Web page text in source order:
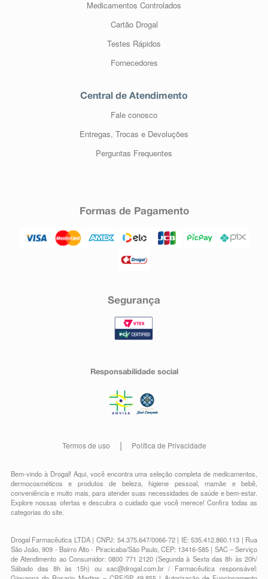
Medicamentos Controlados
Cartão Drogal
Testes Rápidos
Fornecedores
Central de Atendimento
Fale conosco
Entregas, Trocas e Devoluções
Perguntas Frequentes
Formas de Pagamento
Segurança
Responsabilidade social
Termos de uso Política de Privacidade
Bem-vindo à Drogal! Aqui, você encontra uma seleção completa demedicamentos
dermocosméticos e produtos de beleza,higiene pessoal,mamãe e bebê
conveniênciae muito mais, para atender suas necessidades de saúde e bem-estar.
Explore nossas ofertas e descubra o cuidado que você merece!Confira todas as
categorias do site.
Drogal Farmacêutica LTDA | CNPJ: 54.375.647/0066-72 | IE: 535.412.860.113 | Rua
São João, 909 - Bairro Alto - Piracicaba/São Paulo, CEP: 13416-585 | SAC – Serviço
de Atendimento ao Consumidor: 0800 771 2120 (Segunda à Sexta das 8h às 20h/
Sábado das 8h às 15h) ou sac@drogal.com.br/ Farmacêutica responsável: